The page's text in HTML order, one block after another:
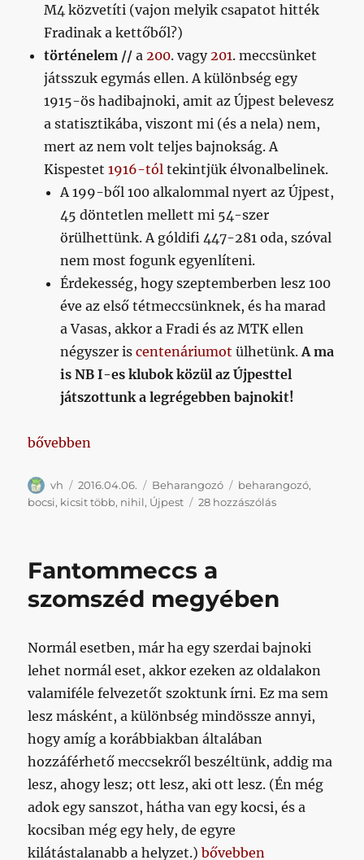
M4 közvetíti (vajon melyik csapatot hitték
Fradinak a kettőből?)
történelem // a 200. vagy 201. meccsünket
játsszuk egymás ellen. A különbség egy
1915-ös hadibajnoki, amit az Újpest belevesz
a statisztikába, viszont mi (és a nela) nem,
mert az nem volt teljes bajnokság. A
Kispestet1916-tól tekintjük élvonalbelinek.
A 199-ből 100 alkalommal nyert az Újpest,
45 döntetlen mellett mi 54-szer
örülhettünk. A góldifi 447-281 oda, szóval
nem most fogunk egyenlíteni.
Érdekesség, hogy szeptemberben lesz 100
éve az első tétmeccsünknek, és ha marad
a Vasas, akkor a Fradi és az MTK ellen
négyszer iscentenáriumot ülhetünk.A ma
is NB I-es klubok közül az Újpesttel
játszottunk a legrégebben bajnokit!
„Legalább nem Dunaújvárosban rendezik (bár
bővebben
Szerző
vh Közzétéve
2016.04.06. Kategória
Beharangozó Címke
beharangozó,
bocsi, kicsit több, nihil, Újpest 28 hozzászólásLegalább
van,
simán
lehet,
addig
című
bejegyzéshez
Fantommeccs a
szomszéd megyében
Normál esetben, már ha egy szerdai bajnoki
lehet normál eset, akkor ezeken az oldalakon
valamiféle felvezetőt szoktunk írni. Ez ma sem
lesz másként, a különbség mindössze annyi,
hogy amíg a korábbiakban általában
hozzáférhető meccsekről beszéltünk, addig ma
lesz, ahogy lesz; ott lesz, aki ott lesz. (Én még
adok egy sanszot, hátha van egy kocsi, és a
kocsiban még egy hely, de egyre
kilátástalanabb a helyzet.)„Fantommeccs a
bővebben